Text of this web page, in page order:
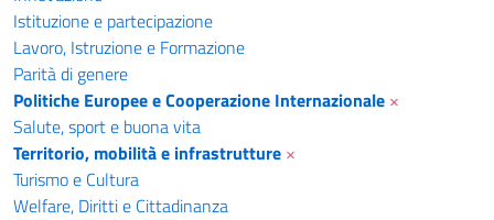
Istituzione e partecipazione
Lavoro, Istruzione e Formazione
Parità di genere
Politiche Europee e Cooperazione Internazionale ×
Salute, sport e buona vita
Territorio, mobilità e infrastrutture ×
Turismo e Cultura
Welfare, Diritti e Cittadinanza